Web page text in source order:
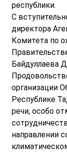
республики.
С
директора
Комитета по
Байдуллаева
организации
Республике
речи, особо
направлении